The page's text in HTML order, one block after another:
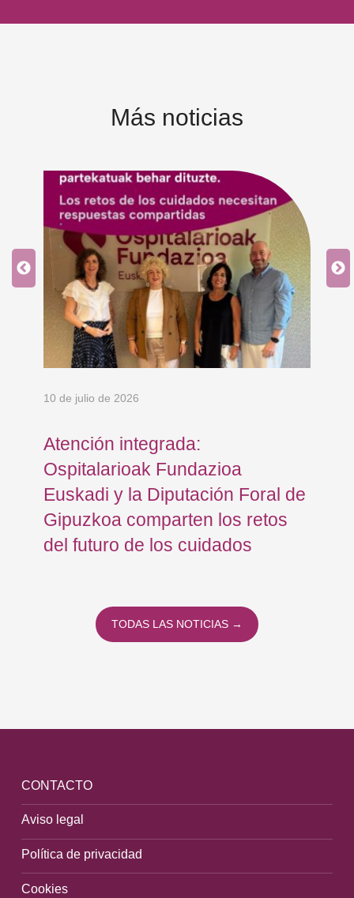
Más noticias
10 de julio de 2026
Atención integrada:
Ospitalarioak Fundazioa
Euskadi y la Diputación Foral de
Gipuzkoa comparten los retos
del futuro de los cuidados
TODAS LAS NOTICIAS →
CONTACTO
Aviso legal
Política de privacidad
Cookies